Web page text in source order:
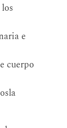
e
cuerpo